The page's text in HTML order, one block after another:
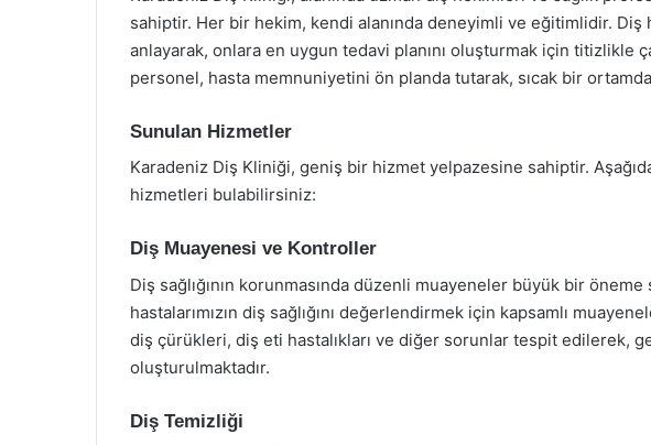
sahiptir. Her bir hekim, kendi alanında deneyimli ve eğitimlidir. Diş
anlayarak, onlara en uygun tedavi planını oluşturmak için titizlikle
personel, hasta memnuniyetini ön planda tutarak, sıcak bir
Sunulan Hizmetler
Karadeniz Diş Kliniği, geniş bir hizmet yelpazesine sahiptir.
hizmetleri bulabilirsiniz:
Diş Muayenesi ve Kontroller
Diş sağlığının korunmasında düzenli muayeneler büyük bir
hastalarımızın diş sağlığını değerlendirmek için kapsamlı
diş çürükleri, diş eti hastalıkları ve diğer sorunlar tespit edilerek,
oluşturulmaktadır.
Diş Temizliği